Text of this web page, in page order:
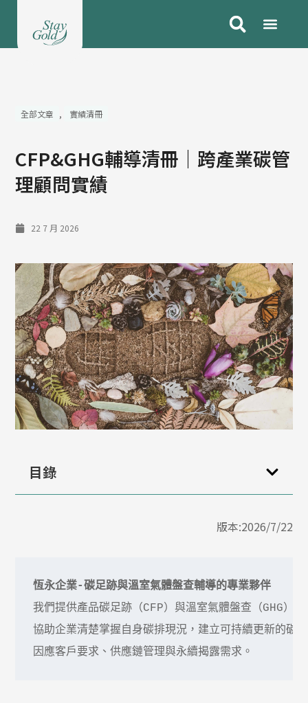
全部文章 , 實績清冊
CFP&GHG輔導清冊｜跨產業碳管
理顧問實績
22 7 月 2026
目錄
版本:2026/7/22
恆永企業-碳足跡與溫室氣體盤查輔導的專業夥伴
我們提供產品碳足跡（CFP）與溫室氣體盤查（GHG）
協助企業清楚掌握自身碳排現況，建立可持續更新的碳
因應客戶要求、供應鏈管理與永續揭露需求。